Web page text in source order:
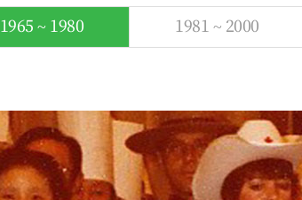
1965 ~ 1980 1981 ~ 2000